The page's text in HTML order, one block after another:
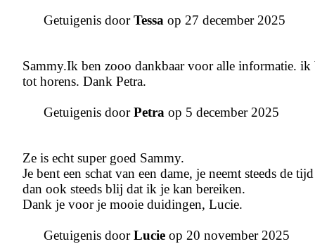
Getuigenis doorTessa op 27 december 2025
Sammy.Ik ben zooo dankbaar voor alle informatie.
tot horens. Dank Petra.
Getuigenis doorPetra op 5 december 2025
Ze is echt super goed Sammy.
Je bent een schat van een dame, je neemt steeds de
dan ook steeds blij dat ik je kan bereiken.
Dank je voor je mooie duidingen, Lucie.
Getuigenis doorLucie op 20 november 2025